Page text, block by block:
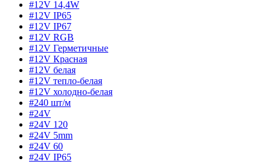
#12V 14,4W
#12V IP65
#12V IP67
#12V RGB
#12V Герметичные
#12V Красная
#12V белая
#12V тепло-белая
#12V холодно-белая
#240 шт/м
#24V
#24V 120
#24V 5mm
#24V 60
#24V IP65